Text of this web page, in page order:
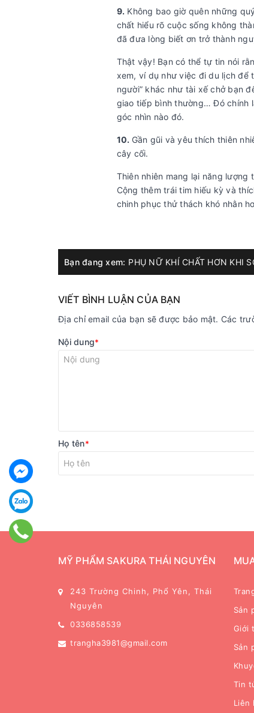
9. Không bao giờ quên những
chất hiểu rõ cuộc sống không
đã đưa lòng biết ơn trở thành
Thật vậy! Bạn có thể tự tin nói
xem, ví dụ như việc đi du lịch để
người” khác như tài xế chở bạn
giao tiếp bình thường… Đó chính
góc nhìn nào đó.
10. Gần gũi và yêu thích thiên
cây cối.
Thiên nhiên mang lại năng
Cộng thêm trái tim hiếu kỳ và
chinh phục thử thách khó nhằn
Bạn đang xem: PHỤ NỮ KHÍ CHẤT HƠN KHI
VIẾT BÌNH LUẬN CỦA BẠN
Địa chỉ email của bạn sẽ được bảo mật. Các
Nội dung*
Họ tên*
MỸ PHẨM SAKURA THÁI NGUYÊN
243 Trường Chinh, Phổ Yên, Thái
Nguyên
0336858539
trangha3981@gmail.com
Sản
Giới
Sản
Tin
Liên